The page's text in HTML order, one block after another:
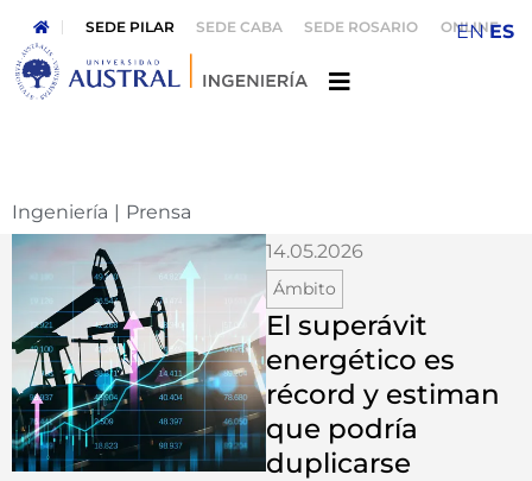
SEDE PILAR SEDE CABA SEDE ROSARIO ONLINE
Ingeniería | Prensa
14.05.2026
Ámbito
El superávit
energético es
récord y estiman
que podría
duplicarse
EN ES